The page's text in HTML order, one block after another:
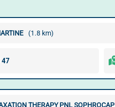
(1.8 km)
THERAPY PNL SOPHROCAP